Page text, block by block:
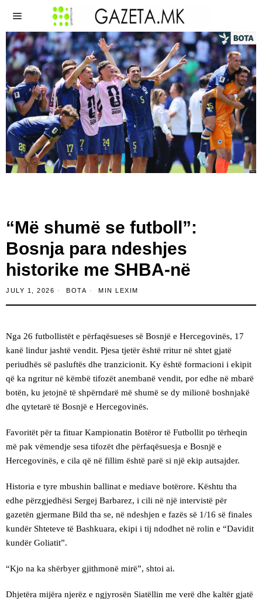
“Më shumë se futboll”:
Bosnja para ndeshjes
historike me SHBA-në
JULY 1, 2026 BOTA MIN LEXIM
Nga 26 futbollistët e përfaqësueses së Bosnjë e Hercegovinës, 17
kanë lindur jashtë vendit. Pjesa tjetër është rritur në shtet gjatë
periudhës së pasluftës dhe tranzicionit. Ky është formacioni i ekipit
që ka ngritur në këmbë tifozët anembanë vendit, por edhe në mbarë
botën, ku jetojnë të shpërndarë më shumë se dy milionë boshnjakë
dhe qytetarë të Bosnjë e Hercegovinës.
Favoritët për ta fituar Kampionatin Botëror të Futbollit po tërheqin
më pak vëmendje sesa tifozët dhe përfaqësuesja e Bosnjë e
Hercegovinës, e cila që në fillim është parë si një ekip autsajder.
Historia e tyre mbushin ballinat e mediave botërore. Kështu tha
edhe përzgjedhësi Sergej Barbarez, i cili në një intervistë për
gazetën gjermane Bild tha se, në ndeshjen e fazës së 1/16 së finales
kundër Shteteve të Bashkuara, ekipi i tij ndodhet në rolin e “Davidit
kundër Goliatit”.
“Kjo na ka shërbyer gjithmonë mirë”, shtoi ai.
Dhjetëra mijëra njerëz e ngjyrosën Siatëllin me verë dhe kaltër gjatë